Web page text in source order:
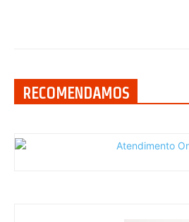
RECOMENDAMOS